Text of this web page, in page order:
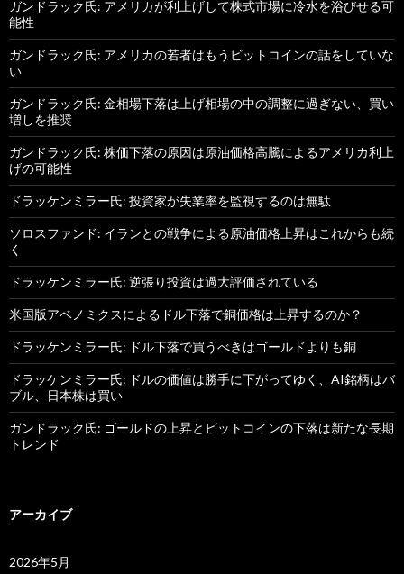
ガンドラック氏: アメリカが利上げして株式市場に冷水を浴びせる可
能性
ガンドラック氏: アメリカの若者はもうビットコインの話をしていな
い
ガンドラック氏: 金相場下落は上げ相場の中の調整に過ぎない、買い
増しを推奨
ガンドラック氏: 株価下落の原因は原油価格高騰によるアメリカ利上
げの可能性
ドラッケンミラー氏: 投資家が失業率を監視するのは無駄
ソロスファンド: イランとの戦争による原油価格上昇はこれからも続
く
ドラッケンミラー氏: 逆張り投資は過大評価されている
米国版アベノミクスによるドル下落で銅価格は上昇するのか？
ドラッケンミラー氏: ドル下落で買うべきはゴールドよりも銅
ドラッケンミラー氏: ドルの価値は勝手に下がってゆく、AI銘柄はバ
ブル、日本株は買い
ガンドラック氏: ゴールドの上昇とビットコインの下落は新たな長期
トレンド
アーカイブ
2026年5月